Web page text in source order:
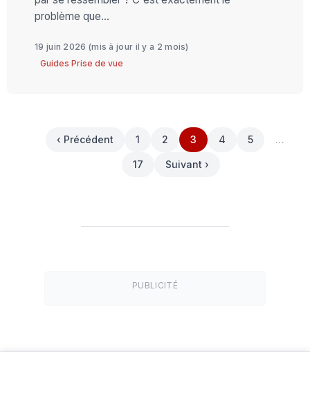
problème que...
19 juin 2026 (mis à jour il y a 2 mois)
Guides Prise de vue
‹ Précédent 1 2 3 4 5 …
17 Suivant ›
PUBLICITÉ